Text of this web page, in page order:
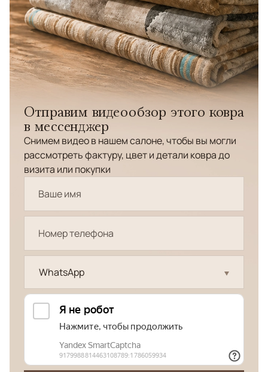
Отправим видеообзор этого ковра
в мессенджер
Снимем видео в нашем салоне, чтобы вы могли
рассмотреть фактуру, цвет и детали ковра до
визита или покупки
WhatsApp